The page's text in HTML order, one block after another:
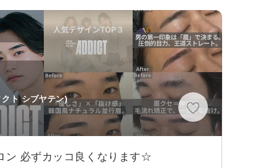
ト シブヤテン)
ン 必ずカッコ良くなります☆